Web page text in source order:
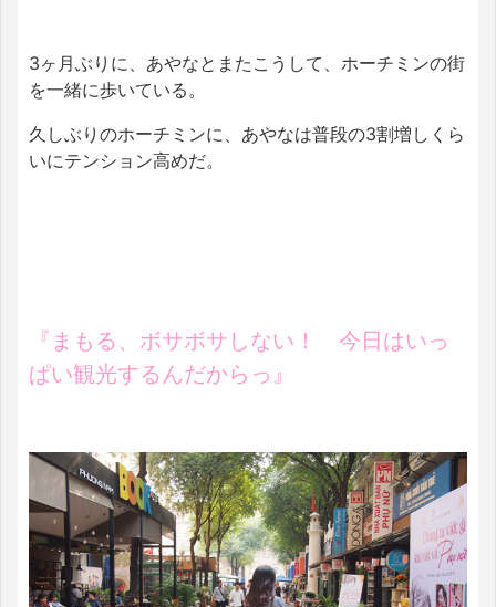
3ヶ月ぶりに、あやなとまたこうして、ホーチミンの街
を一緒に歩いている。
久しぶりのホーチミンに、あやなは普段の3割増しくら
いにテンション高めだ。
『まもる、ボサボサしない！ 今日はいっ
ぱい観光するんだからっ』